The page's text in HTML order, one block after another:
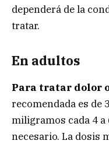
dependerá de la
tratar.
En adultos
Para tratar dolor
recomendada es de
miligramos cada 4
necesario. La dosis